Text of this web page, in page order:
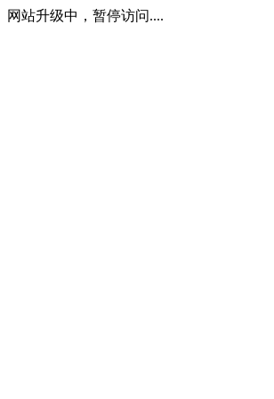
网站升级中，暂停访问....